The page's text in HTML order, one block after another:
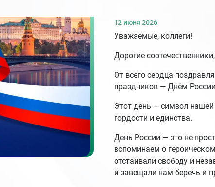
12 июня 2026
Уважаемые, коллеги!
Дорогие
От всего сердца
праздников — Днём
Этот день — символ
гордости и единства.
День России — это не
вспоминаем о
отстаивали свободу и
и завещали нам беречь и